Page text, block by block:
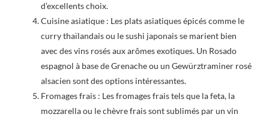
d’excellents choix.
Cuisine asiatique : Les plats asiatiques épicés comme le
curry thaïlandais ou le sushi japonais se marient bien
avec des vins rosés aux arômes exotiques. Un Rosado
espagnol à base de Grenache ou un Gewürztraminer rosé
alsacien sont des options intéressantes.
Fromages frais : Les fromages frais tels que la feta, la
mozzarella ou le chèvre frais sont sublimés par un vin